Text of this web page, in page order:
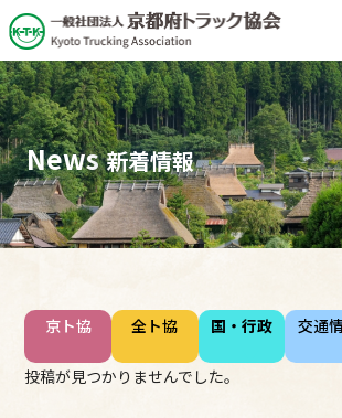
News 新着情報
京ト協 全ト協 国・行政 交通
投稿が見つかりませんでした。